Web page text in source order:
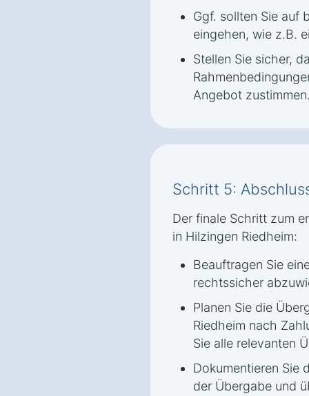
Ggf. sollten Sie auf
eingehen, wie z.B.
Stellen Sie sicher,
Angebot
Schritt 5:
Der finale Schritt zum
in Hilzingen Riedheim:
Beauftragen Sie
rechtssicher
Planen Sie die
Riedheim nach
Sie alle relevanten
Dokumentieren Sie
der Übergabe und